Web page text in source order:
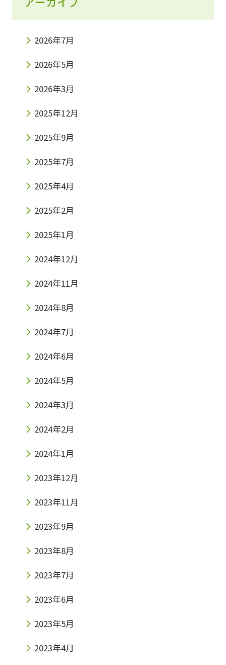
2026年7月
2026年5月
2026年3月
2025年12月
2025年9月
2025年7月
2025年4月
2025年2月
2025年1月
2024年12月
2024年11月
2024年8月
2024年7月
2024年6月
2024年5月
2024年3月
2024年2月
2024年1月
2023年12月
2023年11月
2023年9月
2023年8月
2023年7月
2023年6月
2023年5月
2023年4月